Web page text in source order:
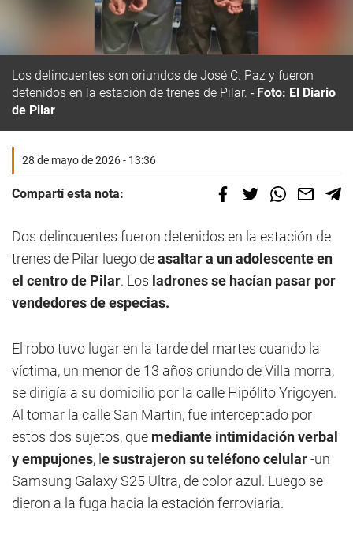
Los delincuentes son oriundos de José C. Paz y fueron
detenidos en la estación de trenes de Pilar.
Foto: El Diario
de Pilar
28 de mayo de 2026 - 13:36
Compartí esta nota:
Dos delincuentes fueron detenidos en la estación de
trenes de Pilar luego deasaltar a un adolescente en
el centro de Pilar. Los ladrones se hacían pasar por
vendedores de especias.
El robo tuvo lugar en la tarde del martes cuando la
víctima, un menor de 13 años oriundo de Villa morra,
se dirigía a su domicilio por la calle Hipólito Yrigoyen.
Al tomar la calle San Martín, fue interceptado por
estos dos sujetos, que mediante intimidación verbal
y empujones, l e sustrajeron su teléfono celular-un
Samsung Galaxy S25 Ultra, de color azul. Luego se
dieron a la fuga hacia la estación ferroviaria.